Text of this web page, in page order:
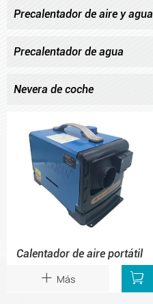
Precalentador de aire y agua
Precalentador de agua
Nevera de coche
Calentador de aire portátil
 Más 